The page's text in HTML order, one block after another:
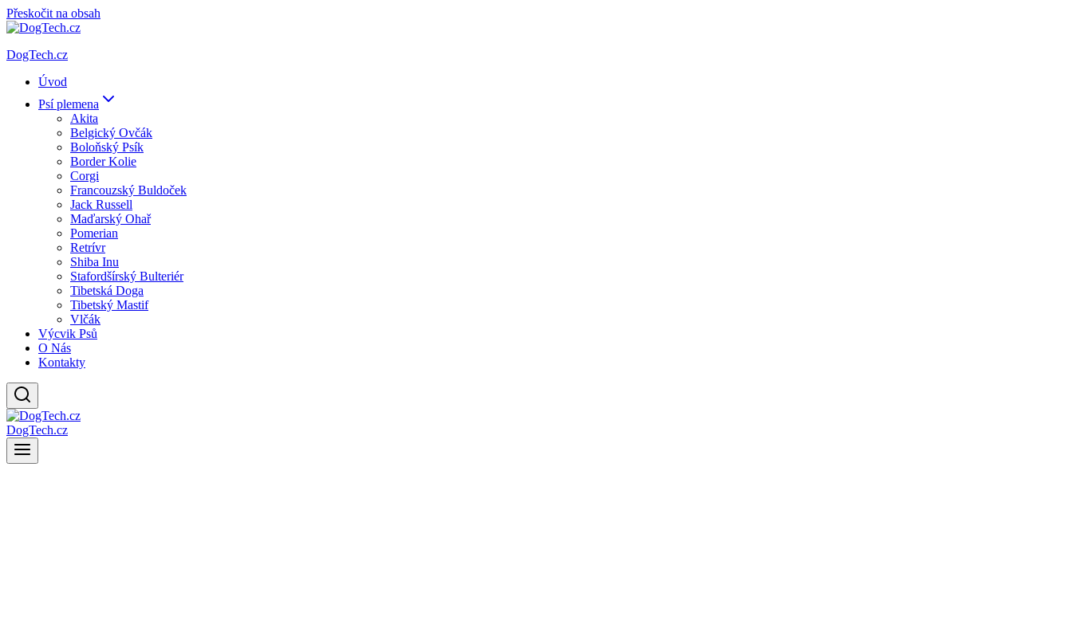
Přeskočit na obsah
DogTech.cz
Úvod
Psí plemena
Akita
Belgický Ovčák
Boloňský Psík
Border Kolie
Corgi
Francouzský Buldoček
Jack Russell
Maďarský Ohař
Pomerian
Retrívr
Shiba Inu
Stafordšírský Bulteriér
Tibetská Doga
Tibetský Mastif
Vlčák
Výcvik Psů
O Nás
Kontakty
DogTech.cz